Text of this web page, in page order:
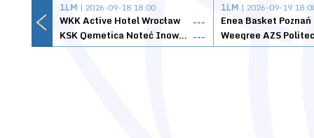
1LM | 2026-09-18 18:00
WKK Active Hotel Wrocław
---
KSK Qemetica Noteć Inowrocław ---
1LM | 2026-09-19
Enea Basket Poznań